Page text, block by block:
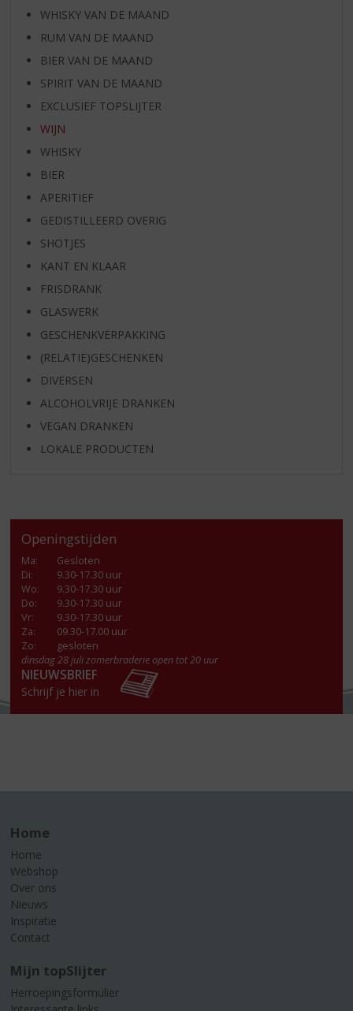
WHISKY VAN DE MAAND
RUM VAN DE MAAND
BIER VAN DE MAAND
SPIRIT VAN DE MAAND
EXCLUSIEF TOPSLIJTER
WIJN
WHISKY
BIER
APERITIEF
GEDISTILLEERD OVERIG
SHOTJES
KANT EN KLAAR
FRISDRANK
GLASWERK
GESCHENKVERPAKKING
(RELATIE)GESCHENKEN
DIVERSEN
ALCOHOLVRIJE DRANKEN
VEGAN DRANKEN
LOKALE PRODUCTEN
Openingstijden
Ma:
Gesloten
Di:
9.30-17.30 uur
Wo:
9.30-17.30 uur
Do:
9.30-17.30 uur
Vr:
9.30-17.30 uur
Za:
09.30-17.00 uur
Zo:
gesloten
dinsdag 28 juli zomerbraderie open tot 20 uur
NIEUWSBRIEF
Schrijf je hier in
Home
Home
Webshop
Over ons
Nieuws
Inspiratie
Contact
Mijn topSlijter
Herroepingsformulier